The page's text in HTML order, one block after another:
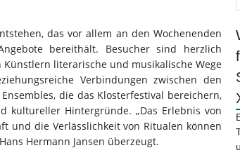
das vor allem an den Wochenenden
bereithält. Besucher sind herzlich
literarische und musikalische Wege
Verbindungen zwischen den
die das Klosterfestival bereichern,
kultureller Hintergründe. „Das Erlebnis von
und die Verlässlichkeit von Ritualen können
Hermann Jansen überzeugt.